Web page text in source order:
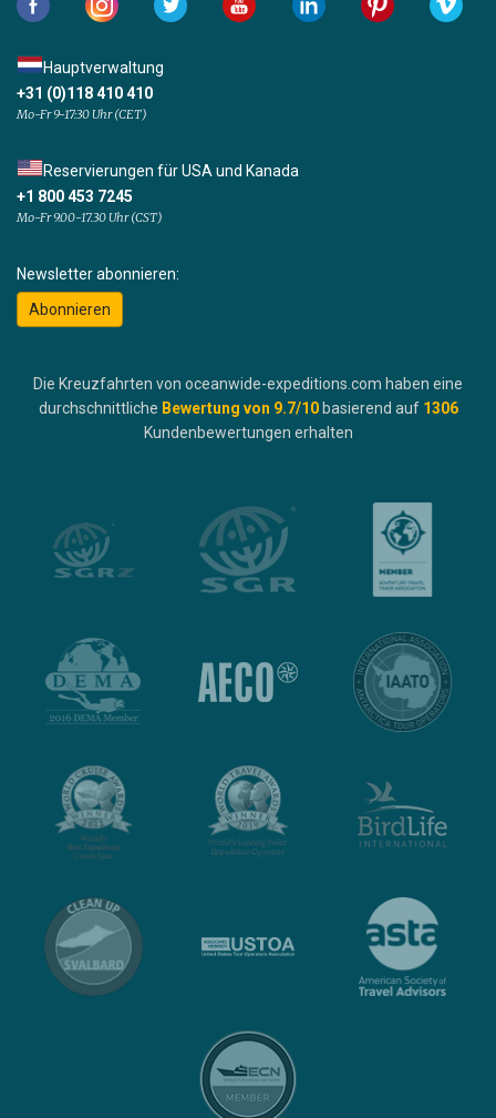
Hauptverwaltung
+31 (0)118 410 410
Mo-Fr 9-17:30 Uhr (CET)
Reservierungen für USA und Kanada
+1 800 453 7245
Mo-Fr 9.00-17.30 Uhr (CST)
Newsletter abonnieren:
Abonnieren
Die Kreuzfahrten von oceanwide-expeditions.com haben eine
durchschnittliche Bewertung von 9.7/10 basierend auf 1306
Kundenbewertungen erhalten